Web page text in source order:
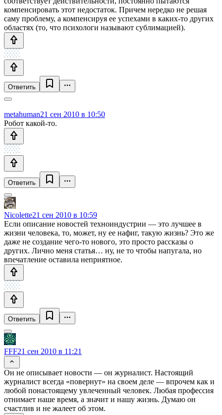
компенсировать этот недостаток. Причем нередко не решая
саму проблему, а компенсируя ее успехами в каких-то других
областях (то, что психологи называют сублимацией).
Ответить
metahuman21 сен 2010 в 10:50
Робот какой-то.
Ответить
Nicolette21 сен 2010 в 10:59
Если описание новостей техноиндустрии — это лучшее в
жизни человека, то, может, ну ее нафиг, такую жизнь? Это же
даже не создание чего-то нового, это просто рассказы о
других. Лично меня статья… ну, не то чтобы напугала, но
впечатление оставила неприятное.
Ответить
FFF21 сен 2010 в 11:21
Он не описывает новости — он журналист. Настоящий
журналист всегда «повернут» на своем деле — впрочем как и
любой понастоящему увлеченный человек. Любая профессия
отнимает наше время, а значит и нашу жизнь. Думаю он
счастлив и не жалеет об этом.